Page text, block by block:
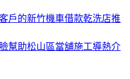
戶的新竹機車借款乾洗店推
幫助松山區當舖施工導熱介